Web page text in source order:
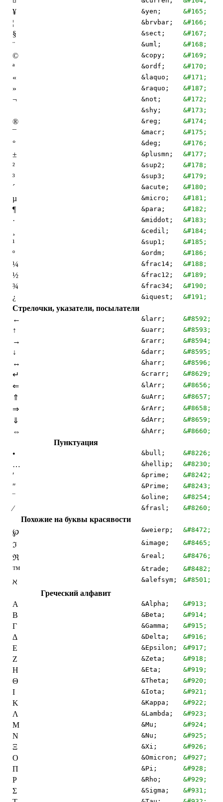
¥ &yen; &#165;
¦ &brvbar; &#166;
§ &sect; &#167;
¨ &uml; &#168;
© &copy; &#169;
ª &ordf; &#170;
« &laquo; &#171;
» &raquo; &#187;
¬ &not;
&#172;
&shy;
&#173;
® &reg; &#174;
¯ &macr; &#175;
° &deg; &#176;
± &plusmn; &#177;
² &sup2; &#178;
³ &sup3; &#179;
´ &acute; &#180;
µ &micro; &#181;
¶ &para; &#182;
· &middot; &#183;
&cedil; &#184;
¹ &sup1; &#185;
º &ordm; &#186;
¼ &frac14; &#188;
½ &frac12; &#189;
¾ &frac34; &#190;
¿ &iquest; &#191;
Стрелочки, указатели, посылатели
←
&larr; &#8592;
↑ &uarr; &#8593;
→ &rarr; &#8594;
↓ &darr; &#8595;
↔ &harr; &#8596;
↵ &crarr; &#8629;
⇐ &lArr; &#8656;
⇑ &uArr; &#8657;
⇒ &rArr; &#8658;
⇓ &dArr; &#8659;
⇔ &hArr; &#8660;
Пунктуация
•
&bull; &#8226;
… &hellip; &#8230;
′ &prime; &#8242;
″ &Prime; &#8243;
&oline; &#8254;
⁄ &frasl; &#8260;
Похожие на буквы красявости
℘
&weierp; &#8472;
ℑ &image; &#8465;
ℜ &real; &#8476;
™ &trade; &#8482;
ℵ &alefsym; &#8501;
Греческий алфавит
Α
&Alpha; &#913;
Β &Beta; &#914;
Γ &Gamma; &#915;
Δ &Delta; &#916;
Ε &Epsilon; &#917;
Ζ &Zeta; &#918;
Η &Eta; &#919;
Θ &Theta; &#920;
Ι &Iota; &#921;
Κ &Kappa; &#922;
Λ &Lambda; &#923;
Μ &Mu; &#924;
Ν &Nu; &#925;
Ξ &Xi; &#926;
Ο &Omicron; &#927;
Π &Pi; &#928;
Ρ &Rho; &#929;
Σ &Sigma; &#931;